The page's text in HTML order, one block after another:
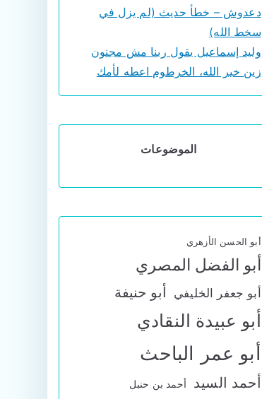
دعدوش – خطأ حديث (لم يزل في
سخط الله)
وليد إسماعيل يقول ربنا مش مجنون
زين خير الله، الخرطوم اعطه لأمك
الموضوعات
أبو الحسن الأزهري
أبو الفضل المصري
أبو جعفر الخليفي أبو حنيفة
أبو عبيدة النقادي
أبو عمر الباحث
أحمد السيد
أحمد بن حنبل